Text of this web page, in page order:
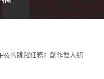
夜的跳躍任務》創作雙人組